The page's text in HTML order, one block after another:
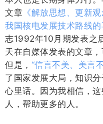
文章 《解放思想、更新
我国核电发展技术路线的
志1992年10月期发表之
天在自媒体发表的文章
但是， “信言不美、美言
了国家发展大局，知识
心里话。因为我相信，
人，帮助更多的人。